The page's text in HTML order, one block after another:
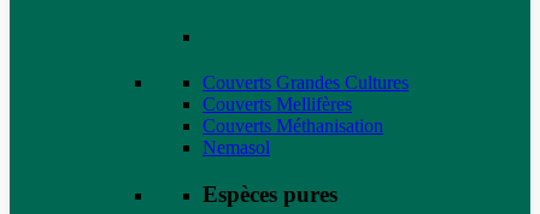
Couverts Grandes Cultures
Couverts Mellifères
Couverts Méthanisation
Nemasol
Espèces pures